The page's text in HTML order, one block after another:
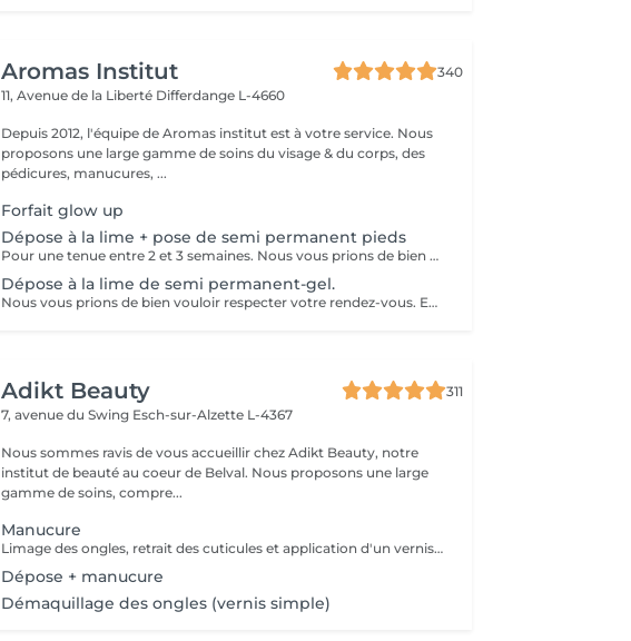
Aromas Institut
340
11, Avenue de la Liberté Differdange L-4660
Depuis 2012, l'équipe de Aromas institut est à votre service. Nous
proposons une large gamme de soins du visage & du corps, des
pédicures, manucures, ...
Forfait glow up
Dépose à la lime + pose de semi permanent pieds
Pour une tenue entre 2 et 3 semaines. Nous vous prions de bien vouloir respecter votre rendez-vous. En prenant rendez-vous, vous occupez une place, dont une autre personne aurait éventuellement besoin. Tout rendez-vous non annulé 24h en avance, est susceptible d'être facturé. (Si vous ne pouvez pas vous présenter à votre RDV, proposez-le éventuellement à un proche ou à un ami) Toute l'équipe de Aromas Institut vous remercie pour votre respect et votre compréhension.
Dépose à la lime de semi permanent-gel.
Nous vous prions de bien vouloir respecter votre rendez-vous. En prenant rendez-vous, vous occupez une place, dont une autre personne aurait éventuellement besoin. Tout rendez-vous non annulé 24h en avance, est susceptible d'être facturé. (Si vous ne pouvez pas vous présenter à votre RDV, proposez-le éventuellement à un proche ou à un ami) Toute l'équipe de Aromas Institut vous remercie pour votre respect et votre compréhension.
Adikt Beauty
311
7, avenue du Swing Esch-sur-Alzette L-4367
Nous sommes ravis de vous accueillir chez Adikt Beauty, notre
institut de beauté au coeur de Belval. Nous proposons une large
gamme de soins, compre...
Manucure
Limage des ongles, retrait des cuticules et application d'un vernis protecteur si besoin.
Dépose + manucure
Démaquillage des ongles (vernis simple)